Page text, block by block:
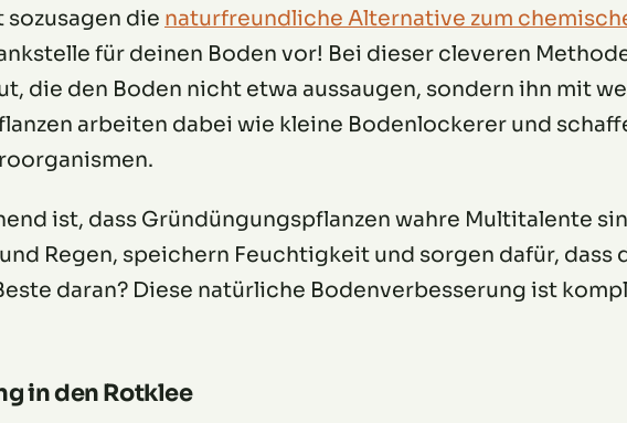
die naturfreundliche Alternative zum
für deinen Boden vor! Bei dieser cleveren
die den Boden nicht etwa aussaugen, sondern ihn mit
arbeiten dabei wie kleine Bodenlockerer und
ist, dass Gründüngungspflanzen wahre Multitalente
Regen, speichern Feuchtigkeit und sorgen dafür,
daran? Diese natürliche Bodenverbesserung ist
in den Rotklee